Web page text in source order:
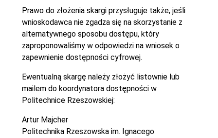
Prawo do złożenia skargi przysługuje także, jeśli
wnioskodawca nie zgadza się na skorzystanie z
alternatywnego sposobu dostępu, który
zaproponowaliśmy w odpowiedzi na wniosek o
zapewnienie dostępności cyfrowej.
Ewentualną skargę należy złożyć listownie lub
mailem do koordynatora dostępności w
Politechnice Rzeszowskiej:
Artur Majcher
Politechnika Rzeszowska im. Ignacego